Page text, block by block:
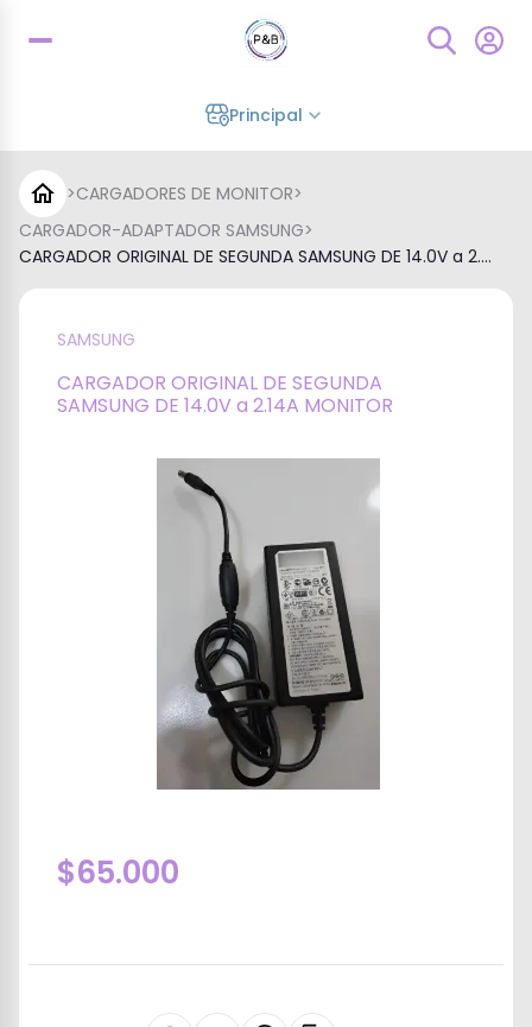
Principal
>CARGADORES DE MONITOR>
CARGADOR-ADAPTADOR SAMSUNG>
CARGADOR ORIGINAL DE SEGUNDA SAMSUNG DE 14.0V a 2....
SAMSUNG
CARGADOR ORIGINAL DE SEGUNDA
SAMSUNG DE 14.0V a 2.14A MONITOR
$65.000